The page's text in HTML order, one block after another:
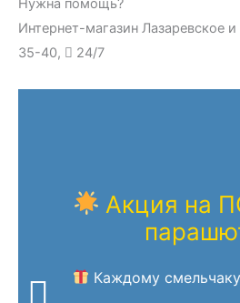
Нужна помощь?
Интернет-магазин Лазаревское
35-40,
24/7
Акция на
Каждому